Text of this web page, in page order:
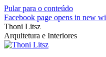
Pular para o conteúdo
Facebook page opens in new
Thoni Litsz
Arquitetura e Interiores